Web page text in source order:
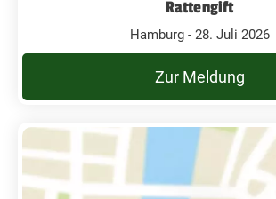
Rattengift
Hamburg - 28. Juli 2026
Zur Meldung